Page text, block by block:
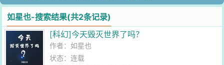
如星也-搜索结果(共2条记录)
[科幻]今天毁灭世界了吗？
作者：如星也
状态：连载